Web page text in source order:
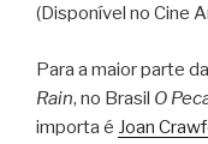
(Disponível no Cine
Para a maior parte
Rain, no Brasil O
importa é Joan